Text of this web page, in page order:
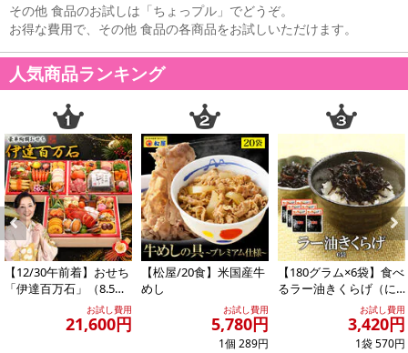
その他 食品のお試しは「ちょっプル」でどうぞ。
お得な費用で、その他 食品の各商品をお試しいただけます。
人気商品ランキング
Previous
【12/30午前着】おせち
「伊達百万石」（8.5寸
長方/53品/約4-5人前/
お試し費用
21,600円
【松屋/20食】米国産牛
めし
お試し費用
5,780円
1個 289円
【180グラム×6袋】食べ
るラー油きくらげ（に
お試し費用
3,420円
1袋 570円
Next